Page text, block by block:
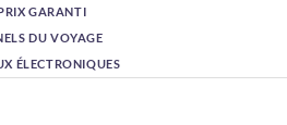
GARANTI
DU VOYAGE
ÉLECTRONIQUES